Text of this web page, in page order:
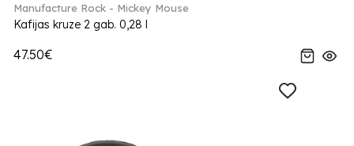
Manufacture Rock - Mickey Mouse
Kafijas kruze 2 gab. 0,28 l
47.50€